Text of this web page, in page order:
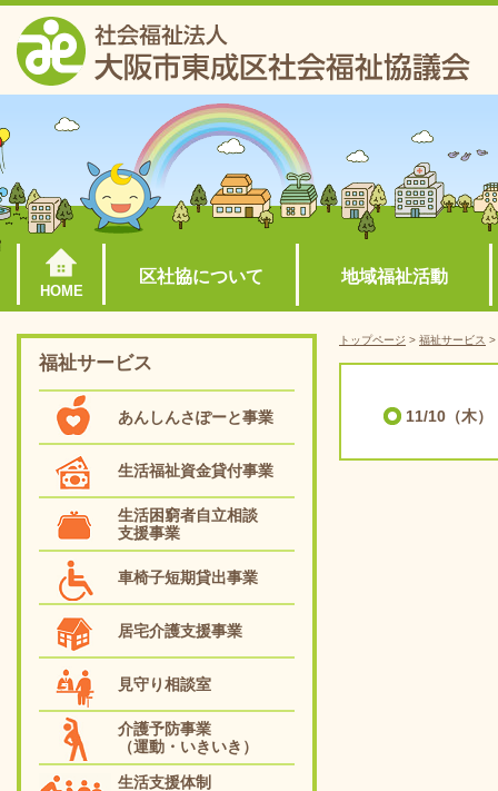
HOME
区社協について 地域福祉活動
福祉サービス
あんしんさぽーと事業
生活福祉資金貸付事業
生活困窮者自立相談
支援事業
車椅子短期貸出事業
居宅介護支援事業
見守り相談室
介護予防事業
（運動・いきいき）
生活支援体制
トップページ > 福祉サービス >
11/10（木